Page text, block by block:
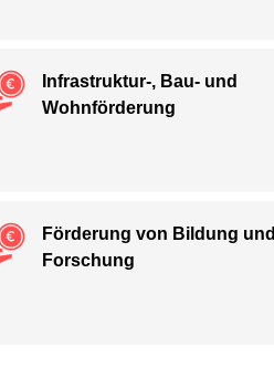
Infrastruktur-, Bau- und
Wohnförderung
Förderung von Bildung und
Forschung